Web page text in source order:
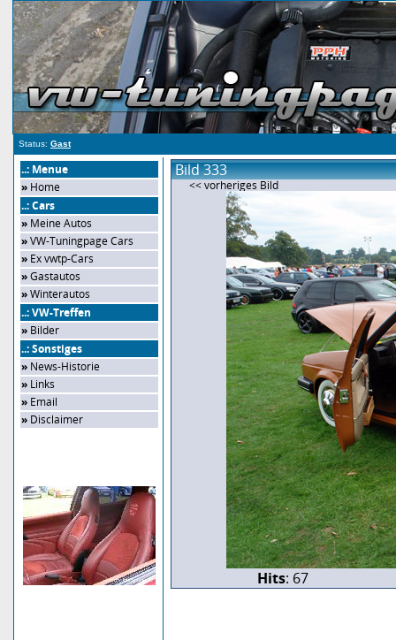
Status: Gast
..: Menue
» Home
..: Cars
» Meine Autos
»VW-Tuningpage Cars
» Ex vwtp-Cars
»Gastautos
»Winterautos
..: VW-Treffen
» Bilder
..: Sonstiges
» News-Historie
» Links
» Email
» Disclaimer
Bild 333
<< vorheriges Bild
Hits: 67